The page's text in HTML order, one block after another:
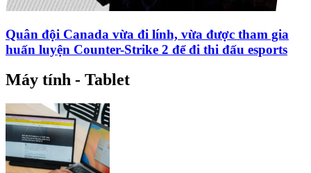
Quân đội Canada vừa đi lính, vừa được tham gia
huấn luyện Counter-Strike 2 để đi thi đấu esports
Máy tính - Tablet